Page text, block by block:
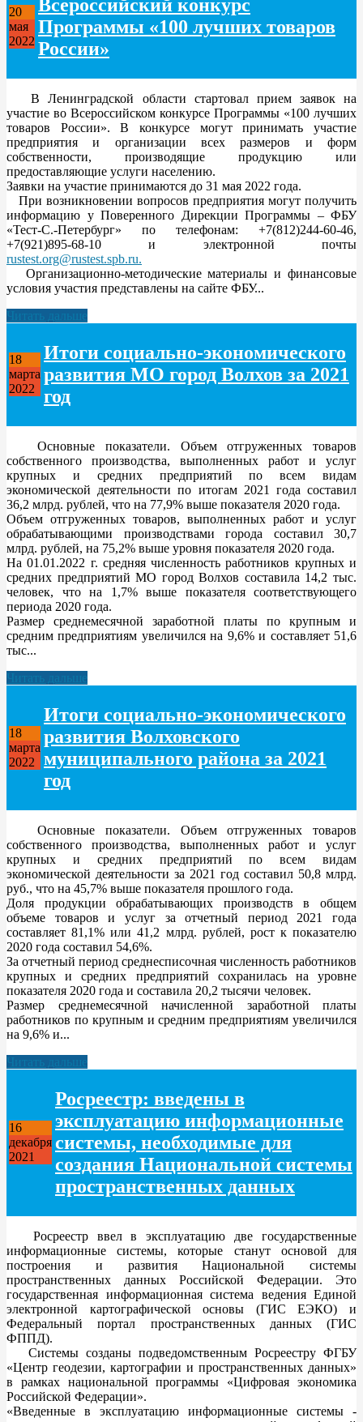
20
мая
2022
Всероссийский конкурс
Программы «100 лучших товаров
России»
В Ленинградской области стартовал прием заявок на
участие во Всероссийском конкурсе Программы «100 лучших
товаров России». В конкурсе могут принимать участие
предприятия и организации всех размеров и форм
собственности, производящие продукцию или
предоставляющие услуги населению.
Заявки на участие принимаются до 31 мая 2022 года.
При возникновении вопросов предприятия могут получить
информацию у Поверенного Дирекции Программы – ФБУ
«Тест-С.-Петербург» по телефонам: +7(812)244-60-46,
+7(921)895-68-10 и электронной почты
rustest.org@rustest.spb.ru.
Организационно-методические материалы и финансовые
условия участия представлены на сайте ФБУ...
Читать дальше
18
марта
2022
Итоги социально-экономического
развития МО город Волхов за 2021
год
Основные показатели. Объем отгруженных товаров
собственного производства, выполненных работ и услуг
крупных и средних предприятий по всем видам
экономической деятельности по итогам 2021 года составил
36,2 млрд. рублей, что на 77,9% выше показателя 2020 года.
Объем отгруженных товаров, выполненных работ и услуг
обрабатывающими производствами города составил 30,7
млрд. рублей, на 75,2% выше уровня показателя 2020 года.
На 01.01.2022 г. средняя численность работников крупных и
средних предприятий МО город Волхов составила 14,2 тыс.
человек, что на 1,7% выше показателя соответствующего
периода 2020 года.
Размер среднемесячной заработной платы по крупным и
средним предприятиям увеличился на 9,6% и составляет 51,6
тыс...
Читать дальше
18
марта
2022
Итоги социально-экономического
развития Волховского
муниципального района за 2021
год
Основные показатели. Объем отгруженных товаров
собственного производства, выполненных работ и услуг
крупных и средних предприятий по всем видам
экономической деятельности за 2021 год составил 50,8 млрд.
руб., что на 45,7% выше показателя прошлого года.
Доля продукции обрабатывающих производств в общем
объеме товаров и услуг за отчетный период 2021 года
составляет 81,1% или 41,2 млрд. рублей, рост к показателю
2020 года составил 54,6%.
За отчетный период среднесписочная численность работников
крупных и средних предприятий сохранилась на уровне
показателя 2020 года и составила 20,2 тысячи человек.
Размер среднемесячной начисленной заработной платы
работников по крупным и средним предприятиям увеличился
на 9,6% и...
Читать дальше
16
декабря
2021
Росреестр: введены в
эксплуатацию информационные
системы, необходимые для
создания Национальной системы
пространственных данных
Росреестр ввел в эксплуатацию две государственные
информационные системы, которые станут основой для
построения и развития Национальной системы
пространственных данных Российской Федерации. Это
государственная информационная система ведения Единой
электронной картографической основы (ГИС ЕЭКО) и
Федеральный портал пространственных данных (ГИС
ФППД).
Системы созданы подведомственным Росреестру ФГБУ
«Центр геодезии, картографии и пространственных данных»
в рамках национальной программы «Цифровая экономика
Российской Федерации».
«Введенные в эксплуатацию информационные системы -